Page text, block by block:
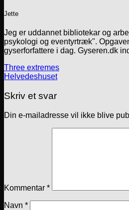
Jette
Jeg er uddannet bibliotekar og
psykologi og eventyrtræk".
gyserforfattere i dag. Gyseren.dk
Three extremes
Helvedeshuset
Skriv et svar
Din e-mailadresse vil ikke blive
Kommentar *
Navn *